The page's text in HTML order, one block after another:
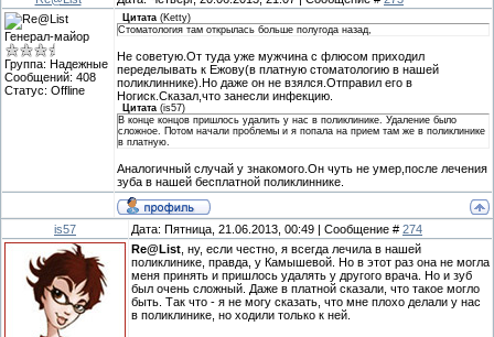
Генерал-майор
Группа: Надежные
Сообщений: 408
Статус: Offline
Цитата (Ketty)
Стоматология там открылась больше полугода назад,
Не советую.От туда уже мужчина с флюсом приходил
переделывать к Ежову(в платную стоматологию в нашей
поликлиннике).Но даже он не взялся.Отправил его в
Ногиск.Сказал,что занесли инфекцию.
Цитата (is57)
В конце концов пришлось удалить у нас в поликлинике. Удаление было
сложное. Потом начали проблемы и я попала на прием там же в поликлинике
в платную.
Аналогичный случай у знакомого.Он чуть не умер,после лечения
зуба в нашей бесплатной поликлиннике.
is57 Дата: Пятница, 21.06.2013, 00:49 | Сообщение # 274
Re@List , ну, если честно, я всегда лечила в нашей
поликлинике, правда, у Камышевой. Но в этот раз она не могла
меня принять и пришлось удалять у другого врача. Но и зуб
был очень сложный. Даже в платной сказали, что такое могло
быть. Так что - я не могу сказать, что мне плохо делали у нас
в поликлинике, но ходили только к ней.